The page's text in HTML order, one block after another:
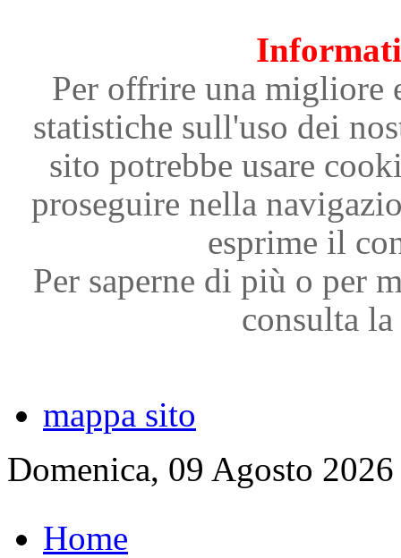
Per offrire una migliore
statistiche sull'uso dei
sito potrebbe usare
proseguire nella
esprime il
Per saperne di più o per
consulta
mappa sito
Domenica, 09 Agosto 2026
Home